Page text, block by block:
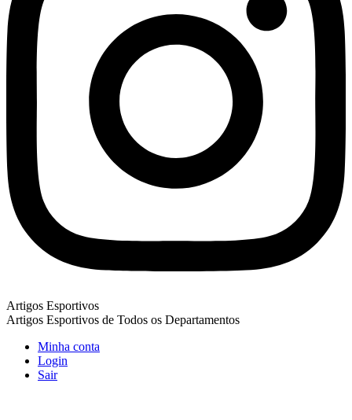
Artigos Esportivos
Artigos Esportivos de Todos os Departamentos
Minha conta
Login
Sair